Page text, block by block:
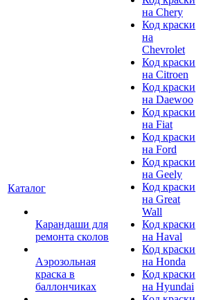
Каталог
Карандаши для
ремонта сколов
Аэрозольная
краска в
баллончиках
на Chery
Код краски
на
Chevrolet
Код краски
на Citroen
Код краски
на Daewoo
Код краски
на Fiat
Код краски
на Ford
Код краски
на Geely
Код краски
на Great
Wall
Код краски
на Haval
Код краски
на Honda
Код краски
на Hyundai